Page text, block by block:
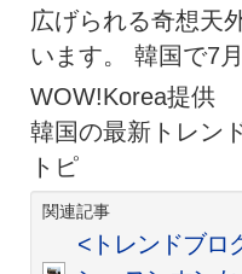
広げられる奇想天
います。 韓国で7
WOW!Korea提供
韓国の最新トレン
トピ
関連記事
<トレンドブロ